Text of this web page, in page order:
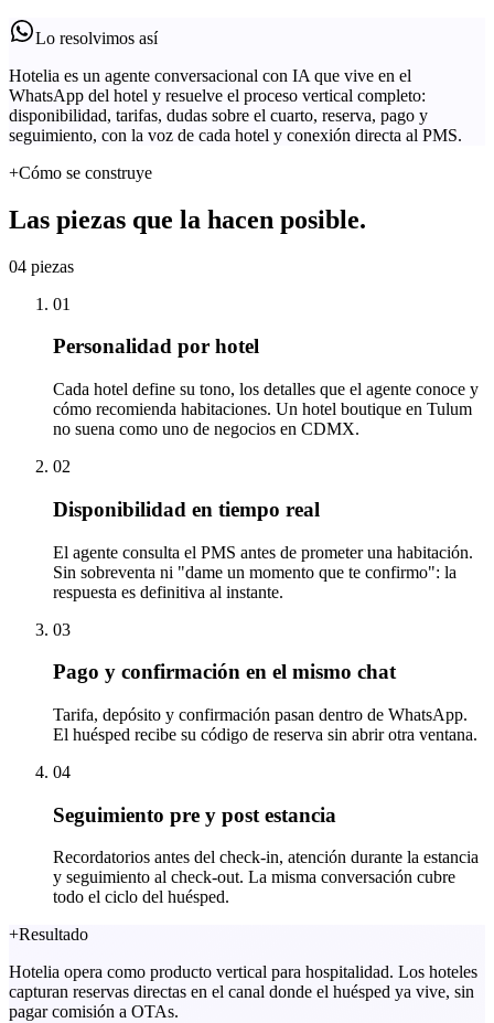
Lo resolvimos así
Hotelia es un agente conversacional con IA que vive en el
WhatsApp del hotel y resuelve el proceso vertical completo:
disponibilidad, tarifas, dudas sobre el cuarto, reserva, pago y
seguimiento, con la voz de cada hotel y conexión directa al PMS.
+Cómo se construye
Las piezas que la hacen posible.
04 piezas
01
Personalidad por hotel
Cada hotel define su tono, los detalles que el agente conoce y
cómo recomienda habitaciones. Un hotel boutique en Tulum
no suena como uno de negocios en CDMX.
02
Disponibilidad en tiempo real
El agente consulta el PMS antes de prometer una habitación.
Sin sobreventa ni "dame un momento que te confirmo": la
respuesta es definitiva al instante.
03
Pago y confirmación en el mismo chat
Tarifa, depósito y confirmación pasan dentro de WhatsApp.
El huésped recibe su código de reserva sin abrir otra ventana.
04
Seguimiento pre y post estancia
Recordatorios antes del check-in, atención durante la estancia
y seguimiento al check-out. La misma conversación cubre
todo el ciclo del huésped.
+Resultado
Hotelia opera como producto vertical para hospitalidad. Los hoteles
capturan reservas directas en el canal donde el huésped ya vive, sin
pagar comisión a OTAs.